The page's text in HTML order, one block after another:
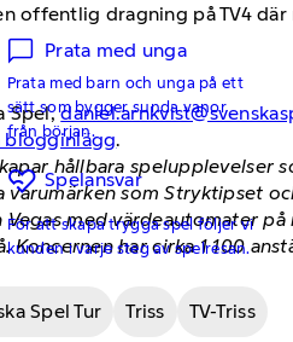
Prata med unga
Prata med barn och unga på ett
sätt som bygger sunda vanor
från början.
Spelansvar
För att skapa trygga spel följer vi
kunden i varje steg av spelresan.
offentlig dragning på TV4
Spel,
blogginlägg.
hållbara
som Stryktipset
med värdeautomater
har cirka 1 100
Spel Tur Triss TV-Triss